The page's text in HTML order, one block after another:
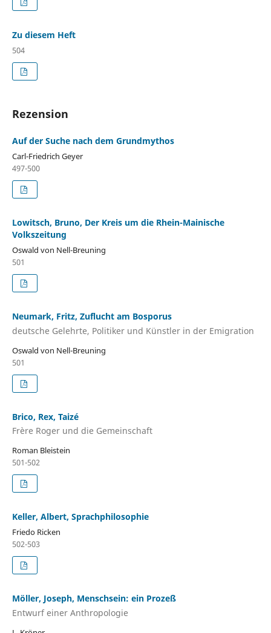
Zu diesem Heft
504
Rezension
Auf der Suche nach dem Grundmythos
Carl-Friedrich Geyer
497-500
Lowitsch, Bruno, Der Kreis um die Rhein-Mainische
Volkszeitung
Oswald von Nell-Breuning
501
Neumark, Fritz, Zuflucht am Bosporus
deutsche Gelehrte, Politiker und Künstler in der Emigration
Oswald von Nell-Breuning
501
Brico, Rex, Taizé
Frère Roger und die Gemeinschaft
Roman Bleistein
501-502
Keller, Albert, Sprachphilosophie
Friedo Ricken
502-503
Möller, Joseph, Menschsein: ein Prozeß
Entwurf einer Anthropologie